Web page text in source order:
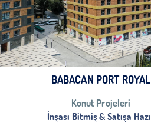
BABACAN PORT ROYAL
Konut Projeleri
İnşası Bitmiş & Satışa